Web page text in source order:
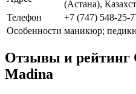
(Астана),
Телефон
+7 (747) 548-25-
Особенности маникюр;
Отзывы и рейтинг
Madina